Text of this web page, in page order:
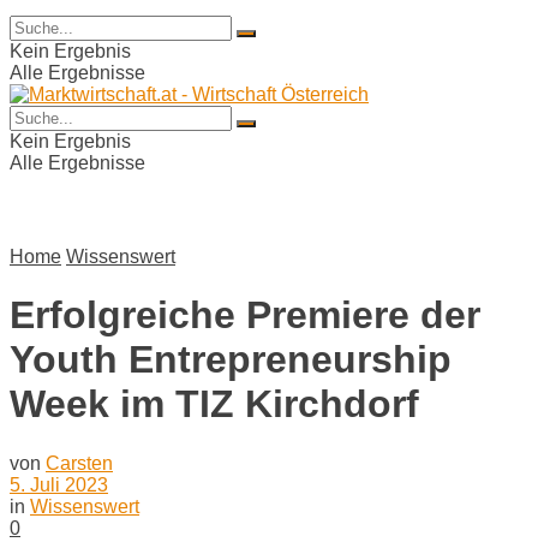
Kein Ergebnis
Alle Ergebnisse
Kein Ergebnis
Alle Ergebnisse
Home Wissenswert
Erfolgreiche Premiere der
Youth Entrepreneurship
Week im TIZ Kirchdorf
von Carsten
5. Juli 2023
in Wissenswert
0